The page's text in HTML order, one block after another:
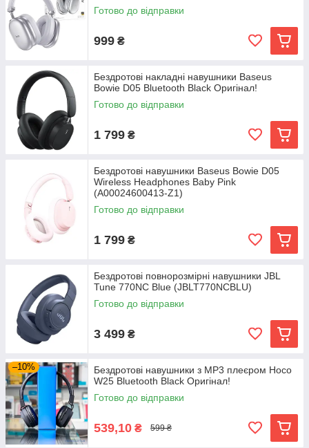
Готово до відправки
999 ₴
Бездротові накладні навушники Baseus
Bowie D05 Bluetooth Black Оригінал!
Готово до відправки
1 799 ₴
Бездротові навушники Baseus Bowie D05
Wireless Headphones Baby Pink
(A00024600413-Z1)
Готово до відправки
1 799 ₴
Бездротові повнорозмірні навушники JBL
Tune 770NC Blue (JBLT770NCBLU)
Готово до відправки
3 499 ₴
–10%
Бездротові навушники з MP3 плеєром Hoco
W25 Bluetooth Black Оригінал!
Готово до відправки
539,10 ₴ 599 ₴